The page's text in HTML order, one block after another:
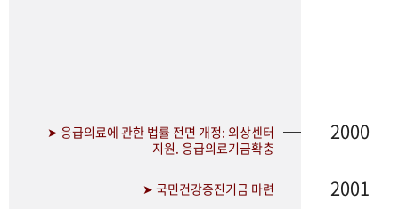
➤ 응급의료에 관한 법률 전면 개정: 외상센터
지원. 응급의료기금확충
2000
➤ 국민건강증진기금 마련 2001